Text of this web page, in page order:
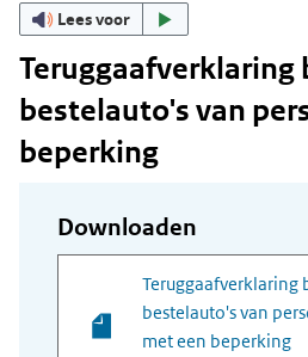
Lees voor
Teruggaafverklaring
bestelauto's van
beperking
Downloaden
Teruggaafverklaring
bestelauto's van
met een beperking